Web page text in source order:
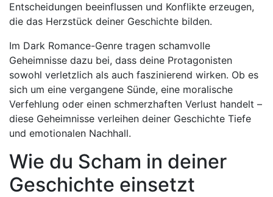
Entscheidungen beeinflussen und Konflikte erzeugen,
die das Herzstück deiner Geschichte bilden.
Im Dark Romance-Genre tragen schamvolle
Geheimnisse dazu bei, dass deine Protagonisten
sowohl verletzlich als auch faszinierend wirken. Ob es
sich um eine vergangene Sünde, eine moralische
Verfehlung oder einen schmerzhaften Verlust handelt –
diese Geheimnisse verleihen deiner Geschichte Tiefe
und emotionalen Nachhall.
Wie du Scham in deiner
Geschichte einsetzt